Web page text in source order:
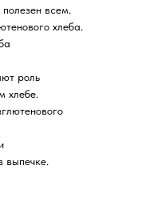
всем.
хлеба.
роль
хлебе.
выпечке.